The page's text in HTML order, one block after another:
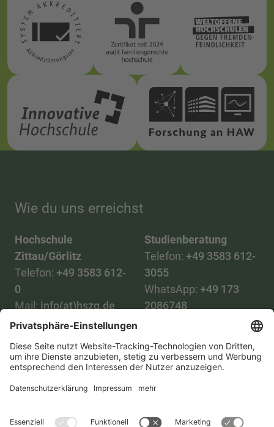
Wie du uns erreichst
Hochschule
Zittau/Görlitz
Telefon: +49 3583 612-
0
Mail: info(at)hszg.de
Studienberatung
Telefon: +49 3583 612-
3055
WhatsApp: +49 173
2086748
Alle StudiengängeDatenschutz
ImpressumBarrierefreiheitPresse